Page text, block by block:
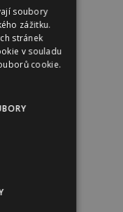
soubory
zážitku.
stránek
v souladu
cookie.